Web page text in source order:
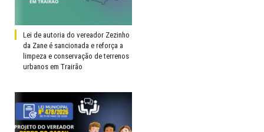
Lei de autoria do vereador Zezinho
da Zane é sancionada e reforça a
limpeza e conservação de terrenos
urbanos em Trairão